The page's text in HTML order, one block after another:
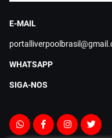
E-MAIL
WHATSAPP
SIGA-NOS